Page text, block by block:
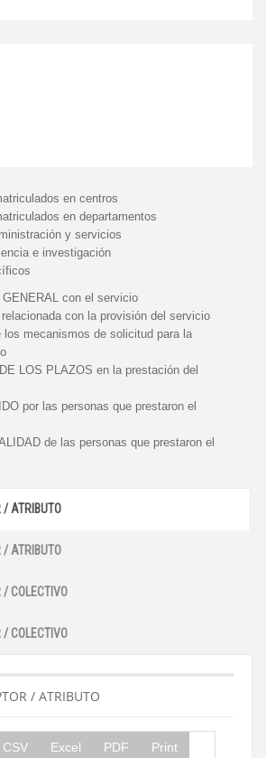
en centros
en departamentos
y servicios
e investigación
GENERAL con el servicio
relacionada con la provisión del servicio
los mecanismos de solicitud para la
LOS PLAZOS en la prestación del
por las personas que prestaron el
de las personas que prestaron el
/ ATRIBUTO
/ ATRIBUTO
/ COLECTIVO
/ COLECTIVO
/ ATRIBUTO
CSV Excel PDF Print